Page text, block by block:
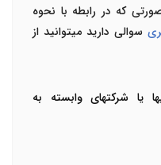
که در رابطه با نحوه
سوالی دارید می­توانید از
یا شرکت­های وابسته به